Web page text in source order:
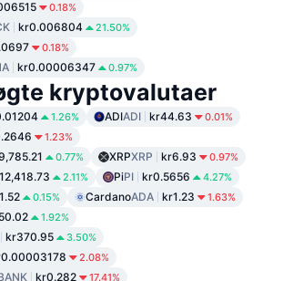
0.18%
kr0.006804 21.50%
0.18%
kr0.00006347 0.97%
kryptovalutaer
1.26% ADIADI kr44.63 0.01%
1.23%
0.77% XRPXRP kr6.93 0.97%
2.11% PiPI kr0.5656 4.27%
0.15% CardanoADA kr1.23 1.63%
1.92%
kr370.95 3.50%
2.08%
kr0.282 17.41%